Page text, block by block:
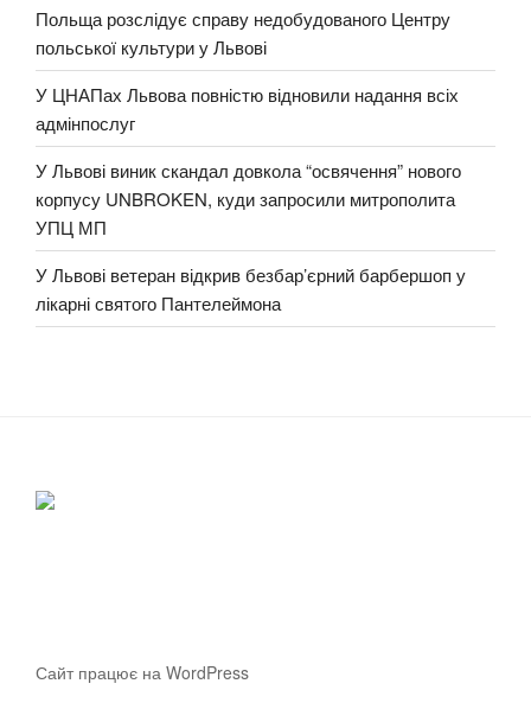
Польща розслідує справу недобудованого Центру
польської культури у Львові
У ЦНАПах Львова повністю відновили надання всіх
адмінпослуг
У Львові виник скандал довкола “освячення” нового
корпусу UNBROKEN, куди запросили митрополита
УПЦ МП
У Львові ветеран відкрив безбар’єрний барбершоп у
лікарні святого Пантелеймона
Сайт працює на WordPress